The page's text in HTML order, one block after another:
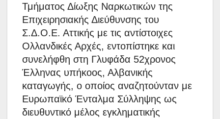
Τμήματος Δίωξης Ναρκωτικών της
Επιχειρησιακής Διεύθυνσης του
Σ.Δ.Ο.Ε. Αττικής με τις αντίστοιχες
Ολλανδικές Αρχές, εντοπίστηκε και
συνελήφθη στη Γλυφάδα 52χρονος
Έλληνας υπήκοος, Αλβανικής
καταγωγής, ο οποίος αναζητούνταν με
Ευρωπαϊκό Ένταλμα Σύλληψης ως
διευθυντικό μέλος εγκληματικής